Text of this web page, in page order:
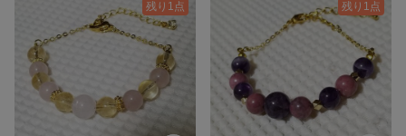
残り1点 残り1点